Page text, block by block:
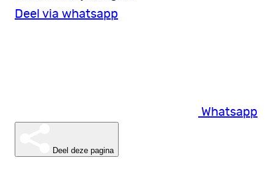
Deel via whatsapp
Whatsapp
Deel deze pagina